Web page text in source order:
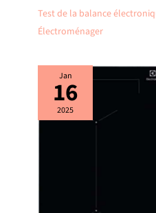
Test de la balance
Électroménager
Jan
16
2025